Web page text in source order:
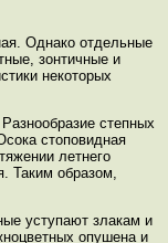
Однако отдельные
зонтичные и
некоторых
степных
стоповидная
летнего
Таким образом,
уступают злакам и
опушена и